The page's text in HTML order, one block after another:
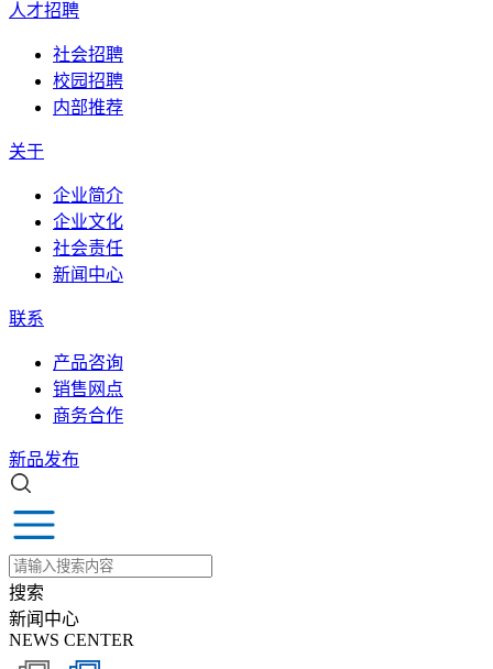
人才招聘
社会招聘
校园招聘
内部推荐
关于
企业简介
企业文化
社会责任
新闻中心
联系
产品咨询
销售网点
商务合作
新品发布
搜索
新闻中心
NEWS CENTER